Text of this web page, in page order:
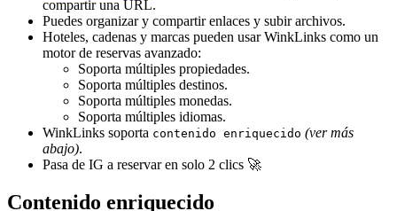
compartir una URL.
Puedes organizar y compartir enlaces y subir archivos.
Hoteles, cadenas y marcas pueden usar WinkLinks como un
motor de reservas avanzado:
Soporta múltiples propiedades.
Soporta múltiples destinos.
Soporta múltiples monedas.
Soporta múltiples idiomas.
WinkLinks soporta contenido enriquecido (ver más
abajo).
Pasa de IG a reservar en solo 2 clics 🚀
Contenido enriquecido